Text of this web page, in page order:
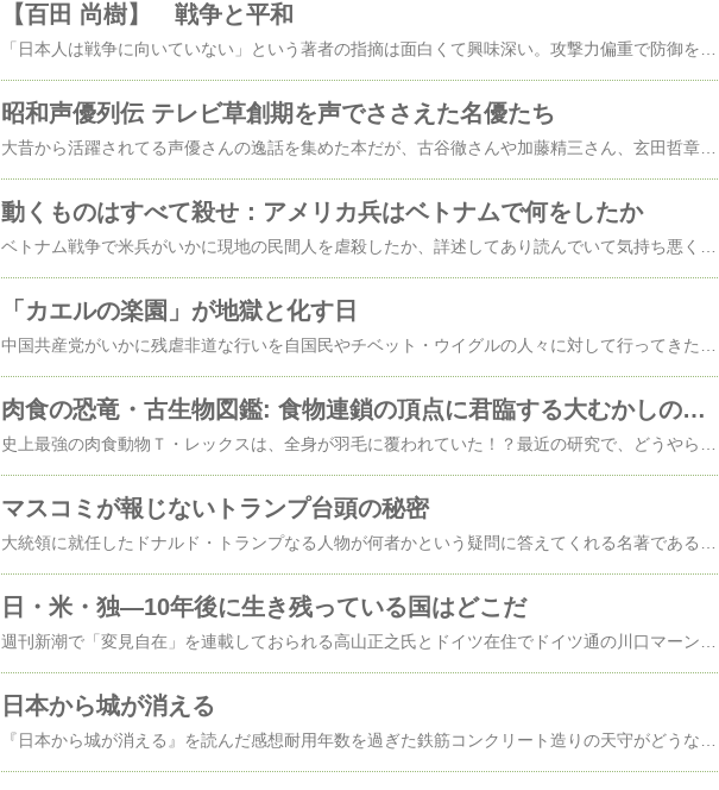
【百田 尚樹】 戦争と平和
昭和声優列伝 テレビ草創期を声でささえた名優たち
大昔から活躍されてる声優さんの逸話を集めた本だが、古谷徹さんや加藤精三さん、玄田哲章さんに関する逸話は載ってなくて残念。それでも声優好きなら読んで損はない本だと思う。
動くものはすべて殺せ：アメリカ兵はベトナムで何をしたか
「カエルの楽園」が地獄と化す日
肉食の恐竜・古生物図鑑: 食物連鎖の頂点に君臨する大むかしの生物たち
マスコミが報じないトランプ台頭の秘密
日・米・独―10年後に生き残っている国はどこだ
日本から城が消える